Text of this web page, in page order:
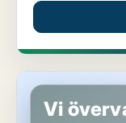
Hus i Piteå
Vi